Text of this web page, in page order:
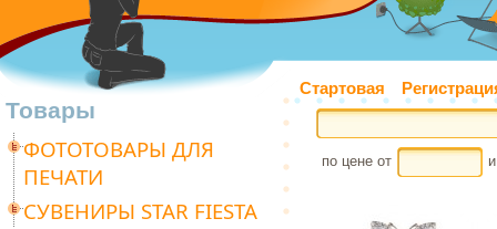
Стартовая
Товары
ФОТОТОВАРЫ ДЛЯ
ПЕЧАТИ
СУВЕНИРЫ STAR FIESTA
по цене от